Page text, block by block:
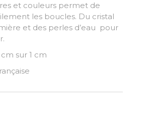
et couleurs permet de
les boucles. Du cristal
et des perles d’eau pour
sur 1 cm